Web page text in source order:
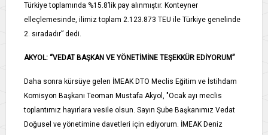
Türkiye toplamında %15.8’lik pay alınmıştır. Konteyner
elleçlemesinde, ilimiz toplam 2.123.873 TEU ile Türkiye genelinde
2. sıradadır” dedi.
AKYOL: “VEDAT BAŞKAN VE YÖNETİMİNE TEŞEKKÜR EDİYORUM”
Daha sonra kürsüye gelen İMEAK DTO Meclis Eğitim ve İstihdam
Komisyon Başkanı Teoman Mustafa Akyol, "Ocak ayı meclis
toplantımız hayırlara vesile olsun. Sayın Şube Başkanımız Vedat
Doğusel ve yönetimine davetleri için ediyorum. İMEAK Deniz